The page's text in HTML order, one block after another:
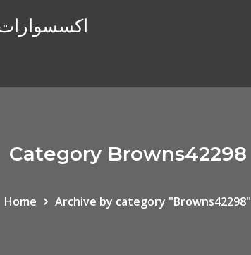
اكسسوارات
Category Browns42298
Home Archive by category "Browns42298"